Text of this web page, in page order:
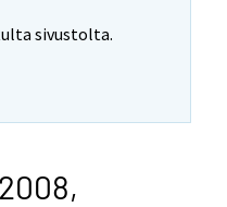
sivustolta.